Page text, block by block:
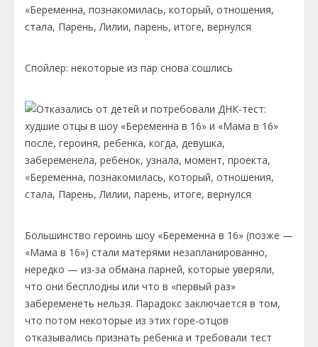
Спойлер: некоторые из пар снова сошлись
Большинство героинь шоу «Беременна в 16» (позже —
«Мама в 16») стали матерями незапланированно,
нередко — из-за обмана парней, которые уверяли,
что они бесплодны или что в «первый раз»
забеременеть нельзя. Парадокс заключается в том,
что потом некоторые из этих горе-отцов
отказывались признать ребенка и требовали тест